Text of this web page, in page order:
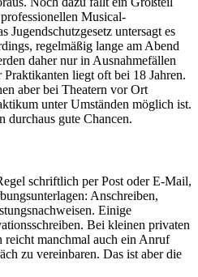
Musical-
Jugendschutzgesetz untersagt es
regelmäßig lange am Abend
daher nur in Ausnahmefällen
liegt oft bei 18 Jahren.
aber bei Theatern vor Ort
unter Umständen möglich ist.
durchaus gute Chancen.
schriftlich per Post oder E-Mail,
Anschreiben,
Einige
Bei kleinen privaten
reicht manchmal auch ein Anruf
zu vereinbaren. Das ist aber die